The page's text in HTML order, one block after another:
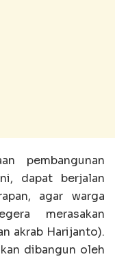
pembangunan
dapat berjalan
agar warga
merasakan
akrab Harijanto).
dibangun oleh